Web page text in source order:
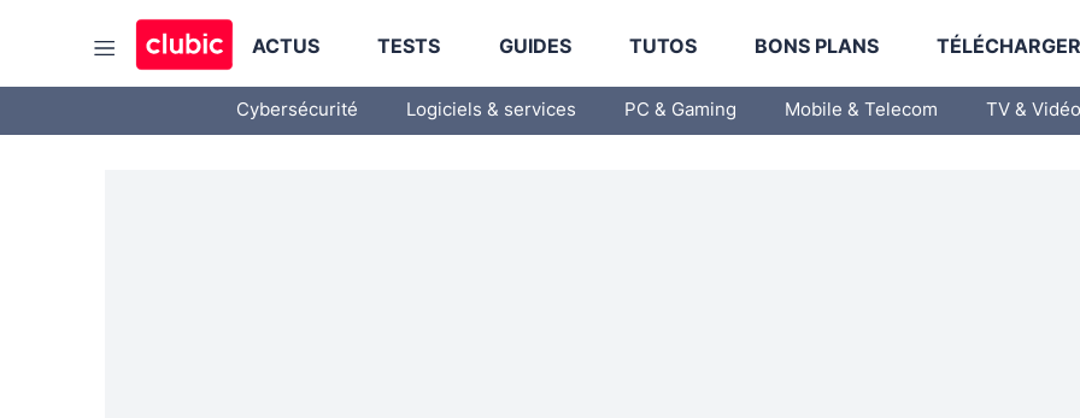
ACTUS TESTS GUIDES TUTOS BONS PLANS
Cybersécurité Logiciels & services PC & Gaming Mobile & Telecom TV & Vidéo